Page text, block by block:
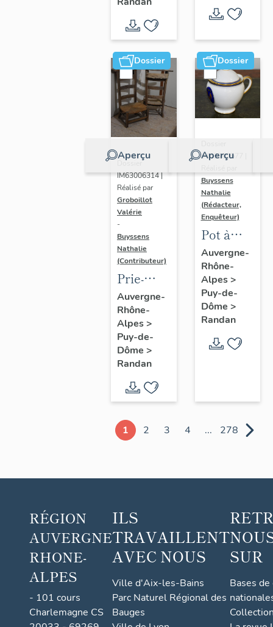
prière de
Marie-
Amélie "
Dossier
Aperçu
Dossier
IM63006314 |
Réalisé par
Groboillot
Valérie
-
Buyssens
Nathalie
(Contributeur)
Prie-
Dieu n° 1
Auvergne-
Rhône-
Alpes>
Puy-de-
Dôme >
Randan
Dossier
Aperçu
IM63009577 |
Buyssens
Nathalie
(Rédacteur,
Enquêteur)
Pot à
crème n°
2
Auvergne-
Rhône-
Alpes>
Puy-de-
Dôme >
Randan
1 2 3 4 ... 278
RÉGION
AUVERGNE
RHONE-
ALPES
- 101 cours
Charlemagne CS
ILS
TRAVAILLENT
AVEC NOUS
Ville d'Aix-les-Bains
Parc Naturel Régional des
Bauges
SUR
Bases